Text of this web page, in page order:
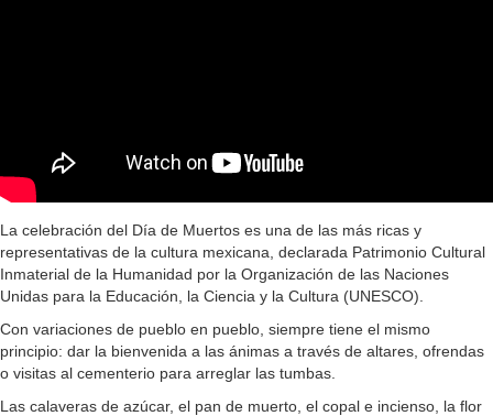
La celebración del Día de Muertos es una de las más ricas y
representativas de la cultura mexicana, declarada Patrimonio Cultural
Inmaterial de la Humanidad por la Organización de las Naciones
Unidas para la Educación, la Ciencia y la Cultura (UNESCO).
Con variaciones de pueblo en pueblo, siempre tiene el mismo
principio: dar la bienvenida a las ánimas a través de altares, ofrendas
o visitas al cementerio para arreglar las tumbas.
Las calaveras de azúcar, el pan de muerto, el copal e incienso, la flor